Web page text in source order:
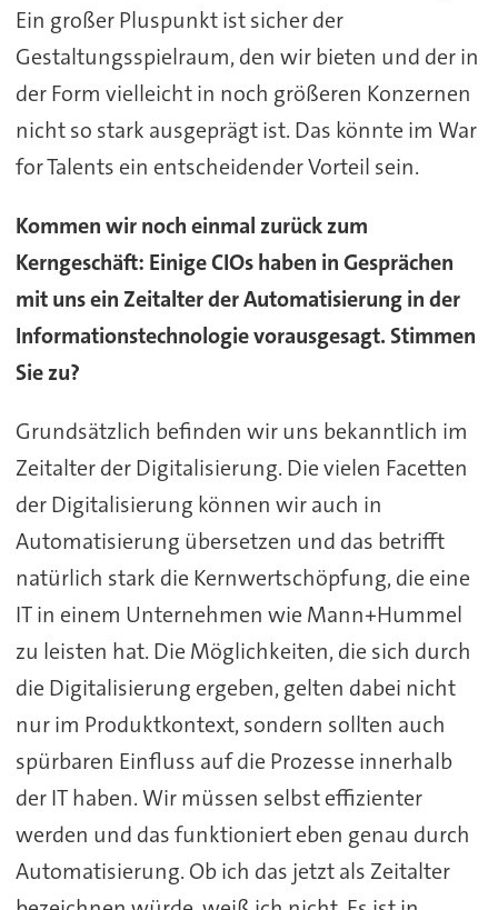
Ein großer Pluspunkt ist sicher der
Gestaltungsspielraum, den wir bieten und der in
der Form vielleicht in noch größeren Konzernen
nicht so stark ausgeprägt ist. Das könnte im War
for Talents ein entscheidender Vorteil sein.
Kommen wir noch einmal zurück zum
Kerngeschäft: Einige CIOs haben in Gesprächen
mit uns ein Zeitalter der Automatisierung in der
Informationstechnologie vorausgesagt. Stimmen
Sie zu?
Grundsätzlich befinden wir uns bekanntlich im
Zeitalter der Digitalisierung. Die vielen Facetten
der Digitalisierung können wir auch in
Automatisierung übersetzen und das betrifft
natürlich stark die Kernwertschöpfung, die eine
IT in einem Unternehmen wie Mann+Hummel
zu leisten hat. Die Möglichkeiten, die sich durch
die Digitalisierung ergeben, gelten dabei nicht
nur im Produktkontext, sondern sollten auch
spürbaren Einfluss auf die Prozesse innerhalb
der IT haben. Wir müssen selbst effizienter
werden und das funktioniert eben genau durch
Automatisierung. Ob ich das jetzt als Zeitalter